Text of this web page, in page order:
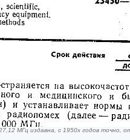
МГц издавна, с 1950х годов точно,